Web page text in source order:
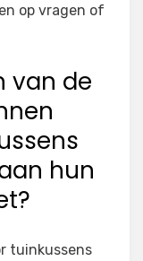
op vragen of
van de
hun
tuinkussens